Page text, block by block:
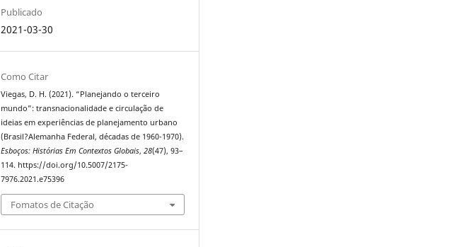
Publicado
2021-03-30
Como Citar
Viegas, D. H. (2021). “Planejando o terceiro
mundo”: transnacionalidade e circulação de
ideias em experiências de planejamento urbano
(Brasil?Alemanha Federal, décadas de 1960-1970).
Esboços: Histórias Em Contextos Globais,28(47), 93–
114. https://doi.org/10.5007/2175-
7976.2021.e75396
Fomatos de Citação